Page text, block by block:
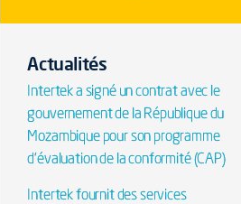
Actualités
Intertek a signé un contrat avec le
gouvernement de la République du
Mozambique pour son programme
d'évaluation de la conformité (CAP)
Intertek fournit des services